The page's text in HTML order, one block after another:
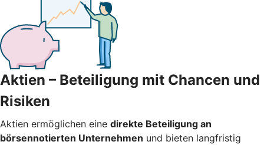
Aktien – Beteiligung mit Chancen und
Risiken
Aktien ermöglichen eine direkte Beteiligung an
börsennotierten Unternehmen und bieten langfristig